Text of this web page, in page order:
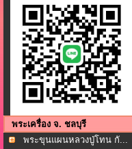
พระเครื่อง จ. ชลบุรี
พระขุนแผนหลวงปู่โทน กั...